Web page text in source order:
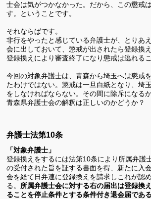
士会は気がつかなかった。だから、この懲戒
す。ということです。
それならばです。
非行をやったと感じている弁護士が、とりあ
会に出しておいて、懲戒が出されたら登録換
登録換えにより審査終了になり懲戒は逃れるこ
今回の対象弁護士は、青森から埼玉へは懲戒
たわけではない。懲戒は一旦白紙となり、埼
をしなければならない。その間に除斥になる
青森県弁護士会の解釈は正しいのかどうか？
弁護士法第10条
「対象弁護士」
登録換えをするには法第10条により所属弁護
の受付された旨を証する書面を得、新たに入
会を経て日弁連に登録換えを請求しこれが認
る。 所属弁護士会に対する右の届出は登録換
ることを停止条件とする条件付き退会届であ